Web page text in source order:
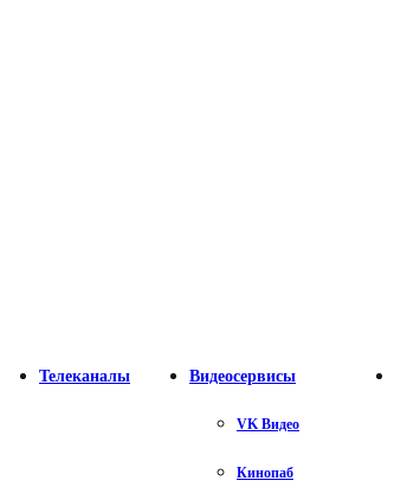
Телеканалы Видеосервисы
VK Видео
Кинопаб